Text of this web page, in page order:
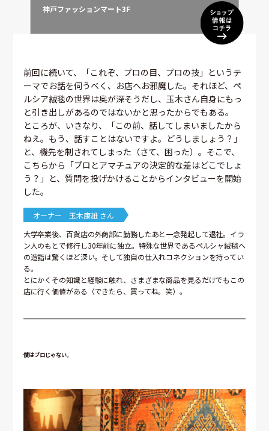
神戸ファッションマート3F
前回に続いて、「これぞ、プロの目、プロの技」というテ
ーマでお話を伺うべく、お店へお邪魔した。それほど、ペ
ルシア絨毯の世界は奥が深そうだし、玉木さん自身にもっ
と引き出しがあるのではないかと思ったからでもある。
ところが、いきなり、「この前、話してしまいましたから
ねえ。もう、話すことはないですよ。どうしましょう？」
と、機先を制されてしまった（さて、困った）。そこで、
こちらから「プロとアマチュアの決定的な差はどこでしょ
う？」と、質問を投げかけることからインタビューを開始
した。
オーナー 玉木康雄 さん
大学卒業後、百貨店の外商部に勤務したあと一念発起して退社。イラ
ン人のもとで修行し30年前に独立。特殊な世界であるペルシャ絨毯へ
の造詣は驚くほど深い。そして独自の仕入れコネクションを持ってい
る。
とにかくその知識と経験に触れ、さまざまな商品を見るだけでもこの
店に行く価値がある（できたら、買ってね。笑）。
僕はプロじゃない。